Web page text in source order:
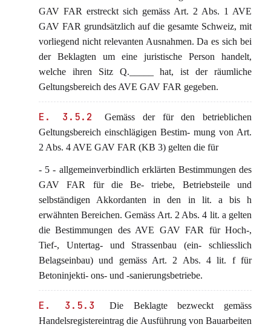
GAV FAR erstreckt sich gemäss Art. 2 Abs. 1 AVE
GAV FAR grundsätzlich auf die gesamte Schweiz, mit
vorliegend nicht relevanten Ausnahmen. Da es sich bei
der Beklagten um eine juristische Person handelt,
welche ihren Sitz Q._____ hat, ist der räumliche
Geltungsbereich des AVE GAV FAR gegeben.
E. 3.5.2
Gemäss der für den betrieblichen
Geltungsbereich einschlägigen Bestim- mung von Art.
2 Abs. 4 AVE GAV FAR (KB 3) gelten die für
- 5 - allgemeinverbindlich erklärten Bestimmungen des
GAV FAR für die Be- triebe, Betriebsteile und
selbständigen Akkordanten in den in lit. a bis h
erwähnten Bereichen. Gemäss Art. 2 Abs. 4 lit. a gelten
die Bestimmungen des AVE GAV FAR für Hoch-,
Tief-, Untertag- und Strassenbau (ein- schliesslich
Belagseinbau) und gemäss Art. 2 Abs. 4 lit. f für
Betoninjekti- ons- und -sanierungsbetriebe.
E. 3.5.3
Die Beklagte bezweckt gemäss
Handelsregistereintrag die Ausführung von Bauarbeiten